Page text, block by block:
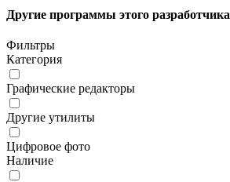
Другие программы этого разработчика
Фильтры
Категория
Графические редакторы
Другие утилиты
Цифровое фото
Наличие